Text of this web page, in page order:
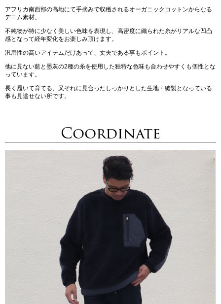
アフリカ南西部の高地にて手摘みで収穫されるオーガニックコットンからなる
デニム素材。
不純物が特に少なく美しい色味を表現し、高密度に織られた糸がリアルな凹凸
感となって経年変化をお楽しみ頂けます。
汎用性の高いアイテムだけあって、丈夫である事もポイント。
他に見ない藍と墨灰の2種の糸を使用した独特な色味も合わせやすくも個性とな
っています。
長く履いて育てる、又それに見合ったしっかりとした生地・縫製となっている
事も見逃せない所です。
Coordinate